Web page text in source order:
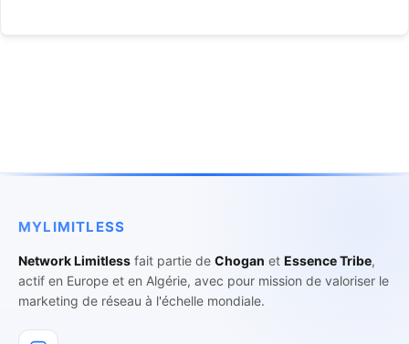
MYLIMITLESS
Network Limitless fait partie de Chogan et Essence Tribe,
actif en Europe et en Algérie, avec pour mission de valoriser le
marketing de réseau à l'échelle mondiale.